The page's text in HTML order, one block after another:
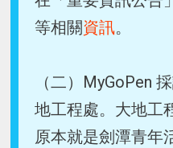
等相關資訊。
（二）MyGoPen
地工程處。大地工
原本就是劍潭青年